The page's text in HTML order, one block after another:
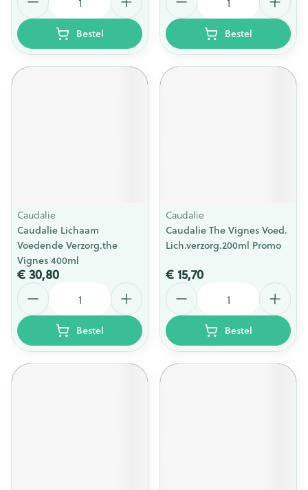
Bestel Bestel
Caudalie
Caudalie Lichaam
Voedende Verzorg.the
Vignes 400ml
€ 30,80
Bestel
Caudalie
Caudalie The Vignes Voed.
Lich.verzorg.200ml Promo
€ 15,70
Aantal
Bestel